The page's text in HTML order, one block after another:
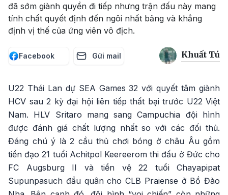
đã sớm giành quyền đi tiếp nhưng trận đấu này mang
tính chất quyết định đến ngôi nhất bảng và khẳng
định vị thế của ứng viên vô địch.
Facebook Gửi mail Khuất Tú
U22 Thái Lan dự SEA Games 32 với quyết tâm giành
HCV sau 2 kỳ đại hội liên tiếp thất bại trước U22 Việt
Nam. HLV Sritaro mang sang Campuchia đội hình
được đánh giá chất lượng nhất so với các đối thủ.
Đáng chú ý là 2 cầu thủ chơi bóng ở châu Âu gồm
tiền đạo 21 tuổi Achitpol Keereerom thi đấu ở Đức cho
FC Augsburg II và tiền vệ 22 tuổi Chayapipat
Supunpasuch đầu quân cho CLB Praiense ở Bồ Đào